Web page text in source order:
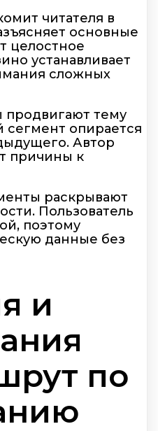
читателя в
основные
целостное
устанавливает
сложных
тему
опирается
Автор
причины к
раскрывают
Пользователь
поэтому
данные без
и
по